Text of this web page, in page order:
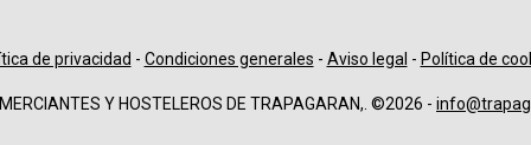
de privacidad - Condiciones generales - Aviso legal - Política de
Y HOSTELEROS DE TRAPAGARAN,. ©2026 -